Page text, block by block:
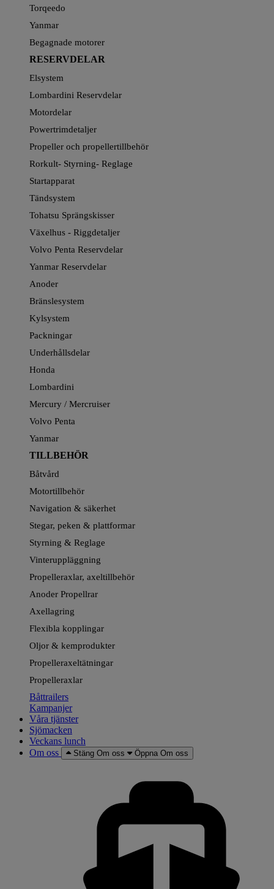
Torqeedo
Yanmar
Begagnade motorer
RESERVDELAR
Elsystem
Lombardini Reservdelar
Motordelar
Powertrimdetaljer
Propeller och propellertillbehör
Rorkult- Styrning- Reglage
Startapparat
Tändsystem
Tohatsu Sprängskisser
Växelhus - Riggdetaljer
Volvo Penta Reservdelar
Yanmar Reservdelar
Anoder
Bränslesystem
Kylsystem
Packningar
Underhållsdelar
Honda
Lombardini
Mercury / Mercruiser
Volvo Penta
Yanmar
TILLBEHÖR
Båtvård
Motortillbehör
Navigation & säkerhet
Stegar, peken & plattformar
Styrning & Reglage
Vinteruppläggning
Propelleraxlar, axeltillbehör
Anoder Propellrar
Axellagring
Flexibla kopplingar
Oljor & kemprodukter
Propelleraxeltätningar
Propelleraxlar
Båttrailers
Kampanjer
Våra tjänster
Sjömacken
Veckans lunch
Om oss
Stäng Om oss Öppna Om oss